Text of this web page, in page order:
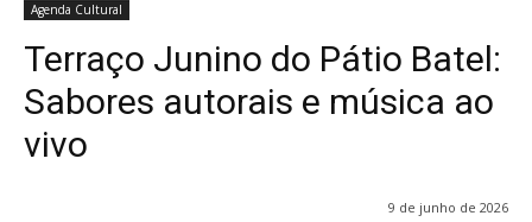
Agenda Cultural
Terraço Junino do Pátio Batel:
Sabores autorais e música ao
vivo
9 de junho de 2026